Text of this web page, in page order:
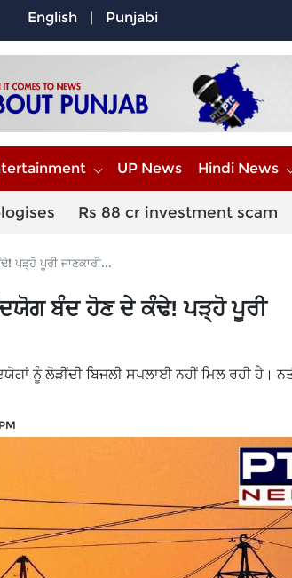
English | Punjabi
UP News Hindi News
Rs 88 cr investment scam
ਪੜ੍ਹੋ ਪੂਰੀ ਜਾਣਕਾਰੀ...
ਬੰਦ ਹੋਣ ਦੇ ਕੰਢੇ! ਪੜ੍ਹੋ ਪੂਰੀ
ਨੂੰ ਲੋੜੀਂਦੀ ਬਿਜਲੀ ਸਪਲਾਈ ਨਹੀਂ ਮਿਲ ਰਹੀ ਹੈ।